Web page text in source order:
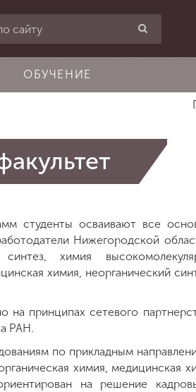
ОБУЧЕНИЕ
студенты осваивают все
Нижегородской
химия
химия, неорганический
на принципах сетевого
РАН.
по прикладным
химия, медицинская
на решение